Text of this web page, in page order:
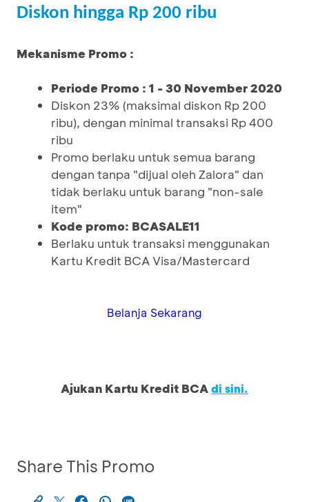
Diskon hingga Rp 200 ribu
Mekanisme Promo :
Periode Promo : 1 - 30 November 2020
Diskon 23% (maksimal diskon Rp 200
ribu), dengan minimal transaksi Rp 400
ribu
Promo berlaku untuk semua barang
dengan tanpa "dijual oleh Zalora" dan
tidak berlaku untuk barang "non-sale
item"
Kode promo: BCASALE11
Berlaku untuk transaksi menggunakan
Kartu Kredit BCA Visa/Mastercard
Belanja Sekarang
Ajukan Kartu Kredit BCAdi sini.
Share This Promo